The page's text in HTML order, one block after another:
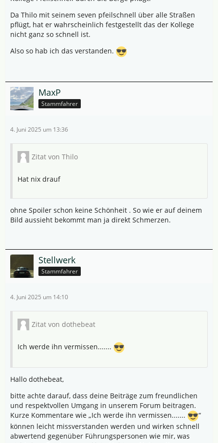
Da Thilo mit seinem seven pfeilschnell über alle Straßen
pflügt, hat er wahrscheinlich festgestellt das der Kollege
nicht ganz so schnell ist.
Also so hab ich das verstanden.
MaxP
Stammfahrer
4. Juni 2025 um 13:36
Zitat von Thilo
Hat nix drauf
ohne Spoiler schon keine Schönheit . So wie er auf deinem
Bild aussieht bekommt man ja direkt Schmerzen.
Stellwerk
Stammfahrer
4. Juni 2025 um 14:10
Zitat von dothebeat
Ich werde ihn vermissen.......
Hallo dothebeat,
bitte achte darauf, dass deine Beiträge zum freundlichen
und respektvollen Umgang in unserem Forum beitragen.
Kurze Kommentare wie „Ich werde ihn vermissen.......
“
können leicht missverstanden werden und wirken schnell
abwertend gegenüber Führungspersonen wie mir, was